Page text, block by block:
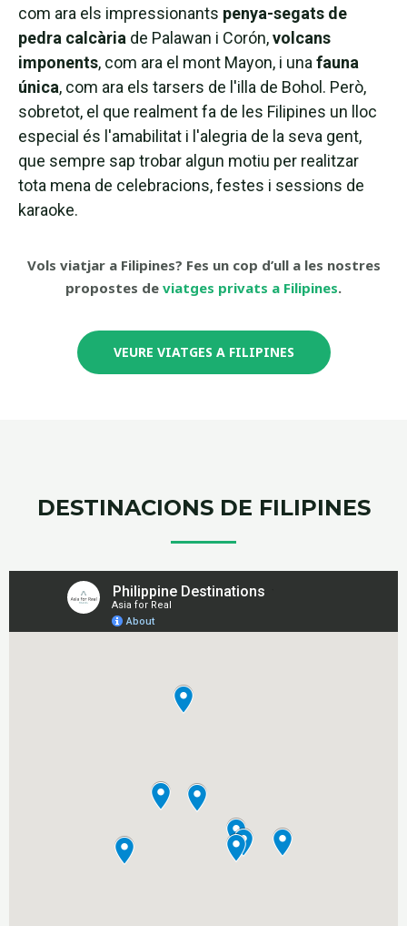
com ara els impressionants penya-segats de
pedra calcària de Palawan i Corón,volcans
imponents, com ara el mont Mayon, i una fauna
única, com ara els tarsers de l'illa de Bohol. Però,
sobretot, el que realment fa de les Filipines un lloc
especial és l'amabilitat i l'alegria de la seva gent,
que sempre sap trobar algun motiu per realitzar
tota mena de celebracions, festes i sessions de
karaoke.
Vols viatjar a Filipines? Fes un cop d’ull a les nostres
propostes de viatges privats a Filipines.
VEURE VIATGES A FILIPINES
DESTINACIONS DE FILIPINES